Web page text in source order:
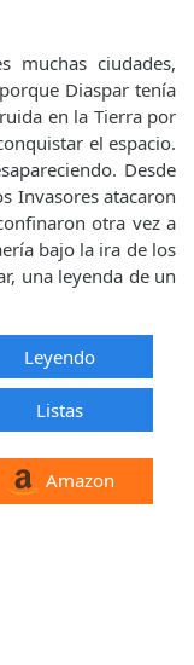
muchas ciudades,
Diaspar tenía
en la Tierra por
el espacio.
Desde
Invasores atacaron
otra vez a
bajo la ira de los
una leyenda de un
Leyendo
Listas
Amazon